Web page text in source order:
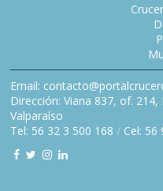
Email:
Dirección: Viana 837, of.
Valparaíso
Tel: 56 32 3 500 168 / Cel: 56